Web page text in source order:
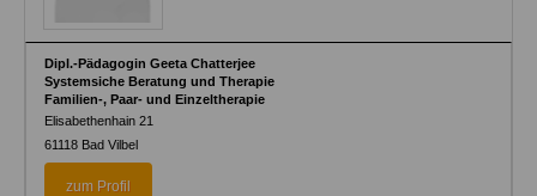
Dipl.-Pädagogin Geeta Chatterjee
Systemsiche Beratung und Therapie
Familien-, Paar- und Einzeltherapie
Elisabethenhain 21
61118 Bad Vilbel
zum Profil